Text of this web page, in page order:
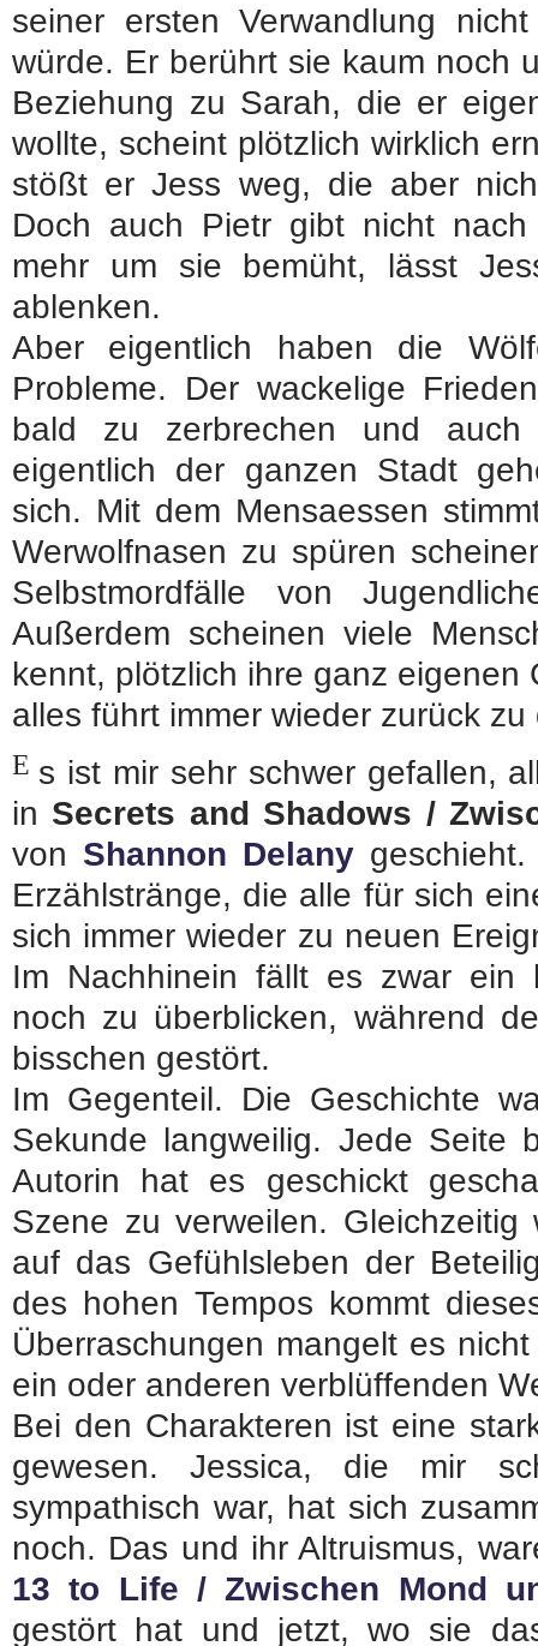
seiner ersten Verwandlung
würde. Er berührt sie kaum noch
Beziehung zu Sarah, die er
wollte, scheint plötzlich wirklich
stößt er Jess weg, die aber
Doch auch Pietr gibt nicht
mehr um sie bemüht, lässt
ablenken.
Aber eigentlich haben die
Probleme. Der wackelige
bald zu zerbrechen und
eigentlich der ganzen Stadt
sich. Mit dem Mensaessen
Werwolfnasen zu spüren
Selbstmordfälle von
Außerdem scheinen viele
kennt, plötzlich ihre ganz eigenen
alles führt immer wieder zurück
E s ist mir sehr schwer gefallen,
in Secrets and Shadows /
von Shannon Delanygeschieht.
Erzählstränge, die alle für sich
sich immer wieder zu neuen
Im Nachhinein fällt es zwar ein
noch zu überblicken, während
bisschen gestört.
Im Gegenteil. Die Geschichte
Sekunde langweilig. Jede Seite
Autorin hat es geschickt
Szene zu verweilen.
auf das Gefühlsleben der
des hohen Tempos kommt
Überraschungen mangelt es
ein oder anderen verblüffenden
Bei den Charakteren ist eine
gewesen. Jessica, die mir
sympathisch war, hat sich
noch. Das und ihr Altruismus,
13 to Life / Zwischen Mond
gestört hat und jetzt, wo sie